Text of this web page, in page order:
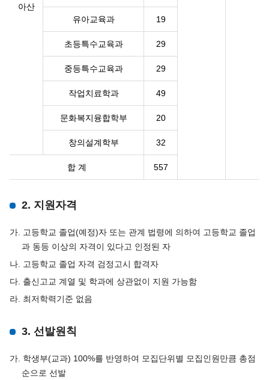
아산
유아교육과 19
초등특수교육과 29
중등특수교육과 29
작업치료학과 49
문화복지융합학부 20
창의설계학부 32
합 계 557
2. 지원자격
가. 고등학교 졸업(예정)자 또는 관계 법령에 의하여 고등학교 졸업
과 동등 이상의 자격이 있다고 인정된 자
나. 고등학교 졸업 자격 검정고시 합격자
다. 출신고교 계열 및 학과에 상관없이 지원 가능함
라. 최저학력기준 없음
3. 선발원칙
가. 학생부(교과) 100%를 반영하여 모집단위별 모집인원만큼 총점
순으로 선발